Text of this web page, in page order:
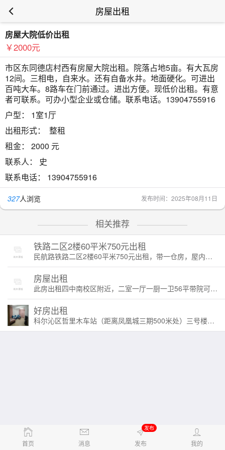
房屋出租
房屋大院低价出租
￥2000元
市区东同德店村西有房屋大院出租。院落占地5亩。有大瓦房
12间。三相电，自来水。还有自备水井。地面硬化。可进出
百吨大车。8路车在门前通过。进出方便。现低价出租。有意
者可联系。可办小型企业或仓储。联系电话。13904755916
户型：
1室1厅
出租形式：
整租
租金：
2000 元
联系人：
史
联系电话：
13904755916
327人浏览 发布时间：2025年08月11日
相关推荐
铁路二区2楼60平米750元出租
民航路铁路二区2楼60平米750元出租，带一仓房，屋内床沙发热水器洗衣机煤气衣柜写字台茶几
房屋出租
此房出租四中南校区附近，二室一厅一厨一卫56平带院可停车，电厂大热，年租一万（包大热） ️ ：15647594756 13947596926
好房出租
科尔沁区哲里木车站（距离凤凰城三期500米处）三号楼一单元六楼，81平，屋子宽敞明亮，家具家电一应俱全。空调，彩电，电冰箱，电热水器，微波炉，燃气灶。
首页 消息
发布
发布 我的